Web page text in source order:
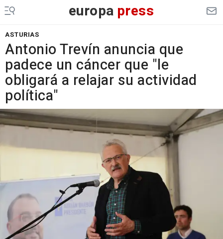
europa press
ASTURIAS
Antonio Trevín anuncia que
padece un cáncer que "le
obligará a relajar su actividad
política"